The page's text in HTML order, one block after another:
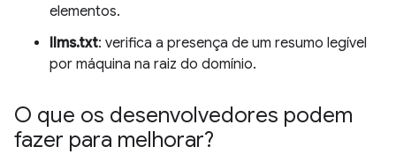
elementos.
llms.txt: verifica a presença de um resumo legível
por máquina na raiz do domínio.
O que os desenvolvedores podem
fazer para melhorar?